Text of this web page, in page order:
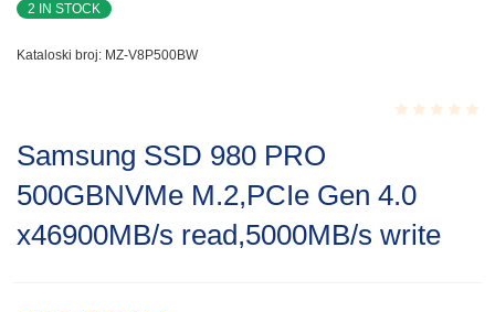
2 IN STOCK
Kataloski broj: MZ-V8P500BW
of
5
Samsung SSD 980 PRO
500GBNVMe M.2,PCIe Gen 4.0
x46900MB/s read,5000MB/s write